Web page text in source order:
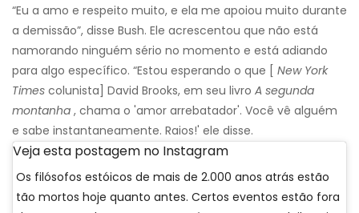
“Eu a amo e respeito muito, e ela me apoiou muito durante
a demissão”, disse Bush. Ele acrescentou que não está
namorando ninguém sério no momento e está adiando
para algo específico. “Estou esperando o que [ New York
Times colunista] David Brooks, em seu livro A segunda
montanha , chama o 'amor arrebatador'. Você vê alguém
e sabe instantaneamente. Raios!' ele disse.
Veja esta postagem no Instagram
Os filósofos estóicos de mais de 2.000 anos atrás estão
tão mortos hoje quanto antes. Certos eventos estão fora